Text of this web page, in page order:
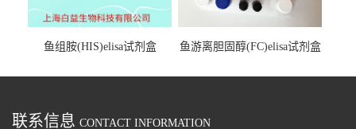
鱼组胺(HIS)elisa试剂盒 鱼游离胆固醇(FC)elisa试剂盒
联系信息 CONTACT INFORMATION